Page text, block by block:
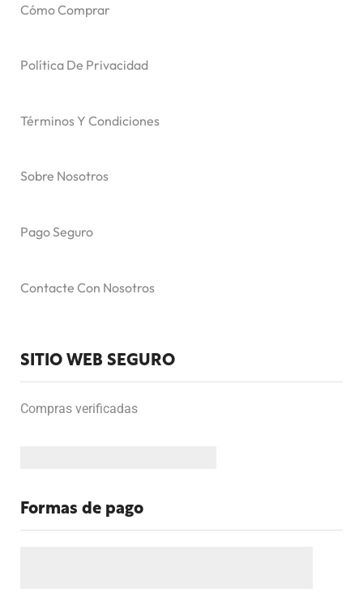
Cómo Comprar
Política De Privacidad
Términos Y Condiciones
Sobre Nosotros
Pago Seguro
Contacte Con Nosotros
SITIO WEB SEGURO
Compras verificadas
Formas de pago